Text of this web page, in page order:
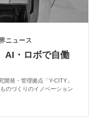
ニュース
・ロボで自働
発・管理拠点「Y-CITY」
のづくりのイノベーション